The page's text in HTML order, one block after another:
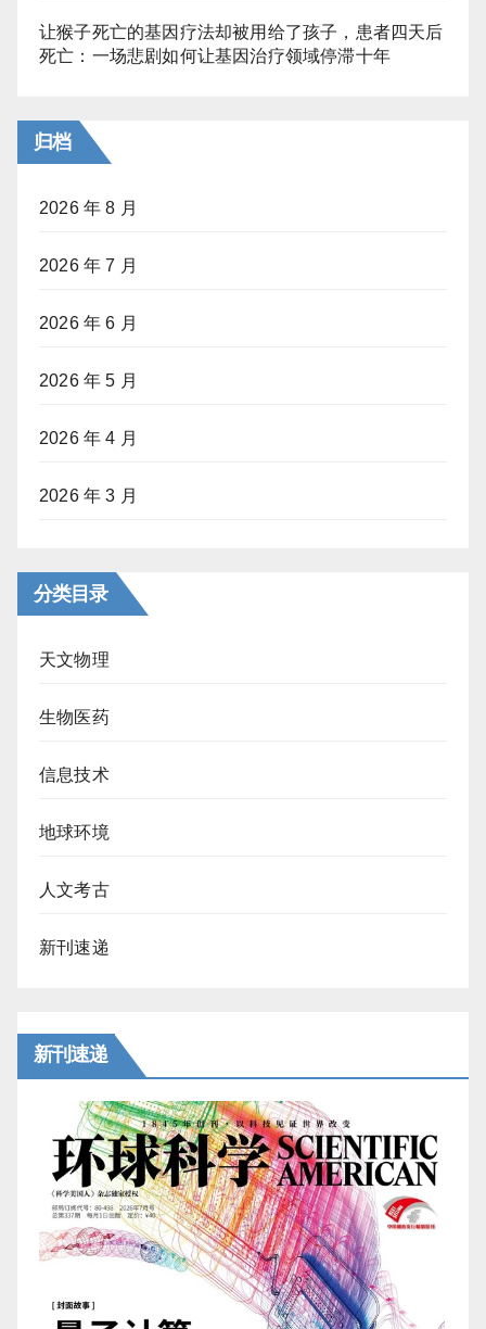
让猴子死亡的基因疗法却被用给了孩子，患者四天后
死亡：一场悲剧如何让基因治疗领域停滞十年
归档
2026 年 8 月
2026 年 7 月
2026 年 6 月
2026 年 5 月
2026 年 4 月
2026 年 3 月
分类目录
天文物理
生物医药
信息技术
地球环境
人文考古
新刊速递
新刊速递